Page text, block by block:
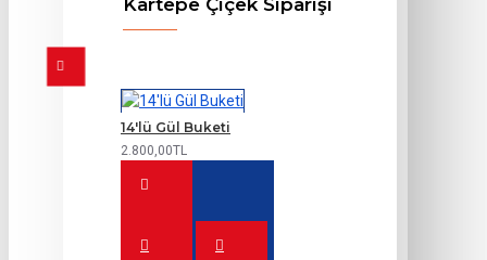
Kartepe Çiçek Siparişi
14'lü Gül Buketi
2.800,00TL